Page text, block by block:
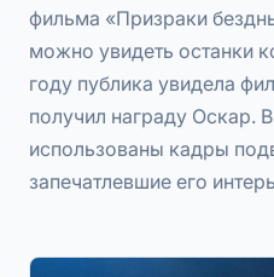
фильма «Призраки
можно увидеть останки
году публика увидела
получил награду Оскар.
использованы кадры
запечатлевшие его